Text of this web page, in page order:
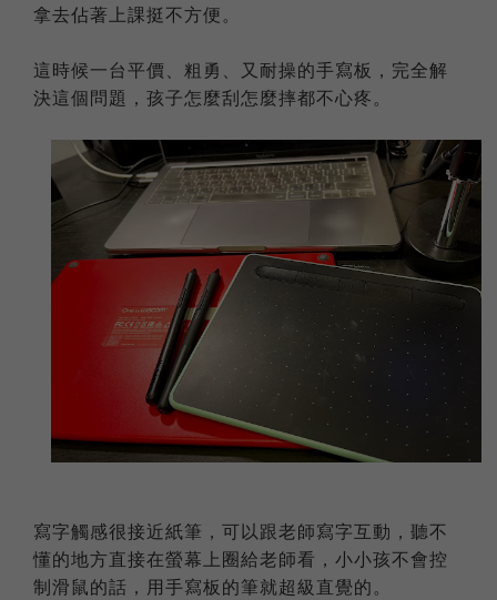
拿去佔著上課挺不方便。
這時候一台平價、粗勇、又耐操的手寫板，完全解
決這個問題，孩子怎麼刮怎麼摔都不心疼。
寫字觸感很接近紙筆，可以跟老師寫字互動，聽不
懂的地方直接在螢幕上圈給老師看，小小孩不會控
制滑鼠的話，用手寫板的筆就超級直覺的。